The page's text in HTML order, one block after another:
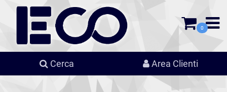
0
Cerca Area Clienti